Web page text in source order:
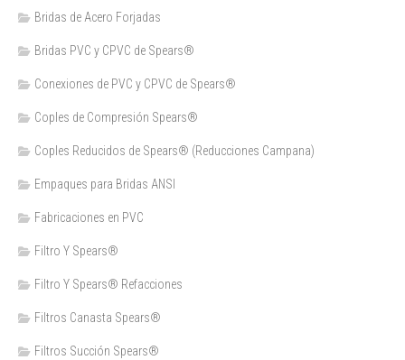
Bridas de Acero Forjadas
Bridas PVC y CPVC de Spears®
Conexiones de PVC y CPVC de Spears®
Coples de Compresión Spears®
Coples Reducidos de Spears® (Reducciones Campana)
Empaques para Bridas ANSI
Fabricaciones en PVC
Filtro Y Spears®
Filtro Y Spears® Refacciones
Filtros Canasta Spears®
Filtros Succión Spears®